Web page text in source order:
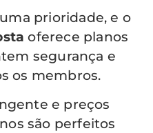
prioridade, e o
oferece planos
segurança e
os membros.
e preços
são perfeitos